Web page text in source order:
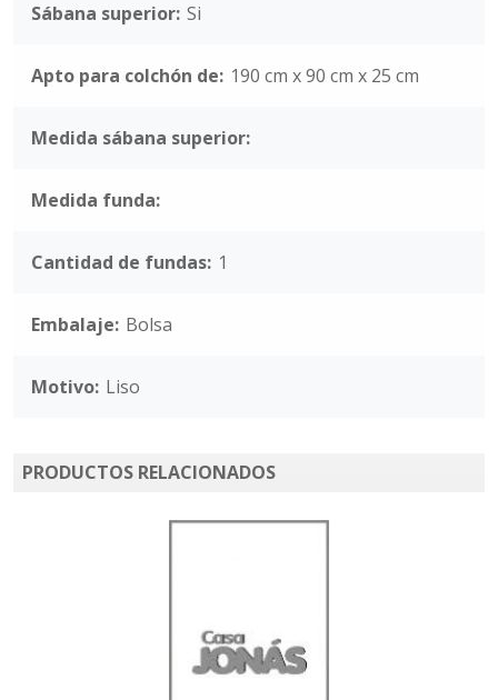
Sábana superior: Si
Apto para colchón de: 190 cm x 90 cm x 25 cm
Medida sábana superior:
Medida funda:
Cantidad de fundas: 1
Embalaje: Bolsa
Motivo: Liso
PRODUCTOS RELACIONADOS